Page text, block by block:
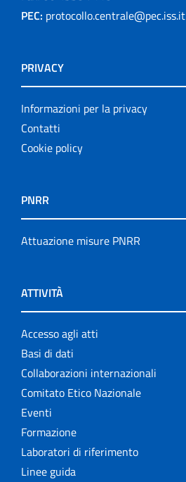
PEC: protocollo.centrale@pec.iss.it
PRIVACY
Informazioni per la privacy
Contatti
Cookie policy
PNRR
Attuazione misure PNRR
ATTIVITÀ
Accesso agli atti
Basi di dati
Collaborazioni internazionali
Comitato Etico Nazionale
Eventi
Formazione
Laboratori di riferimento
Linee guida